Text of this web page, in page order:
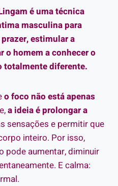
é uma técnica
masculina para
estimular a
o homem a conhecer o
totalmente diferente.
o foco não está apenas
a ideia é prolongar a
sensações e permitir que
inteiro. Por isso,
pode aumentar, diminuir
E calma: